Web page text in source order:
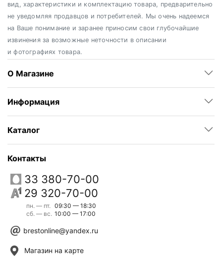
вид, характеристики и комплектацию товара, предварительно
не уведомляя продавцов и потребителей. Мы очень надеемся
на Ваше понимание и заранее приносим свои глубочайшие
извинения за возможные неточности в описании
и фотографиях товара.
О Магазине
Информация
Каталог
Контакты
33 380-70-00
29 320-70-00
пн. — пт.
сб. — вс.
09:30 — 18:30
10:00 — 17:00
brestonline@yandex.ru
Магазин на карте